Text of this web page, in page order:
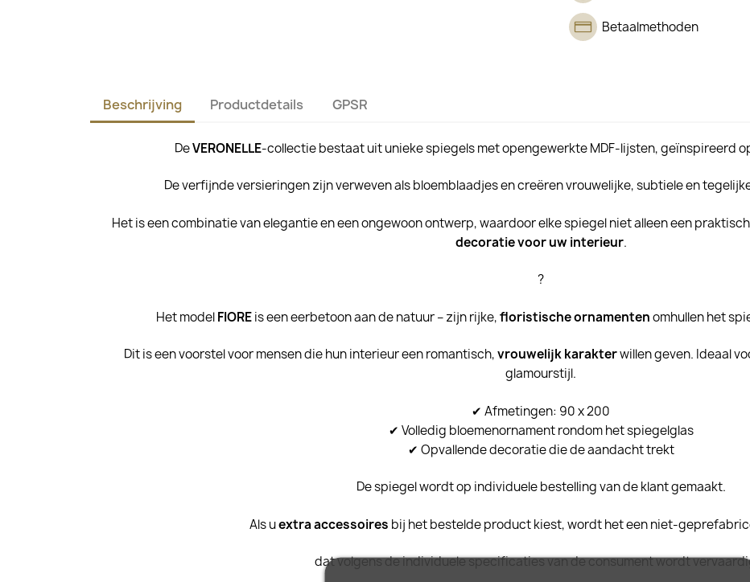
Betaalmethoden
Beschrijving Productdetails GPSR
DeVERONELLE-collectie bestaat uit unieke spiegels met opengewerkte MDF-lijsten, geïnspireerd
De verfijnde versieringen zijn verweven als bloemblaadjes en creëren vrouwelijke, subtiele en
Het is een combinatie van elegantie en een ongewoon ontwerp, waardoor elke spiegel niet alleen een
decoratie voor uw interieur.
?
Het modelFIOREis een eerbetoon aan de natuur – zijn rijke,floristische ornamentenomhullen het
Dit is een voorstel voor mensen die hun interieur een romantisch,vrouwelijk karakterwillen geven. Ideaal
glamourstijl.
✔ Afmetingen: 90 x 200
✔ Volledig bloemenornament rondom het spiegelglas
✔ Opvallende decoratie die de aandacht trekt
De spiegel wordt op individuele bestelling van de klant gemaakt.
Als uextra accessoires bij het bestelde product kiest, wordt het een niet-
dat volgens de individuele specificaties van de consument wordt